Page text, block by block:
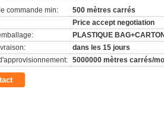
commande min:
500 mètres carrés
Price accept negotiation
PLASTIQUE BAG+CARTON
dans les 15 jours
5000000 mètres carrés/